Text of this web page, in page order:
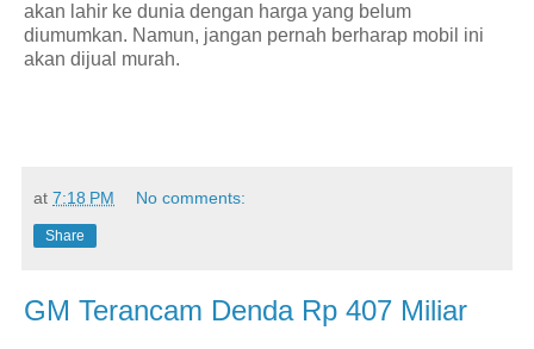
akan lahir ke dunia dengan harga yang belum
diumumkan. Namun, jangan pernah berharap mobil ini
akan dijual murah.
at 7:18 PM No comments:
Share
GM Terancam Denda Rp 407 Miliar